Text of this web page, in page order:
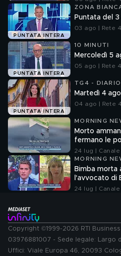
PUNTATA INTERA
ZONA
Puntata del
03 ago | Rete 4
PUNTATA INTERA
10 MINUTI
Mercoledì 5
05 ago | Rete 4
PUNTATA INTERA
TG4 -
Martedì 4
04 ago | Rete 4
MORNING
Morto
fermano le
24 lug | Canale
MORNING
Bimba morta
l'avvocato di
24 lug | Canale
Copyright ©1999-2026 RTI Business
03976881007 - Sede legale: Largo
Uffici: Viale Europa 46, 20093